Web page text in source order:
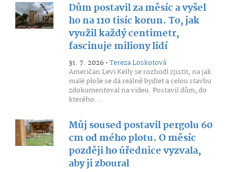
Dům postavil za měsíc a vyšel
ho na 110 tisíc korun. To, jak
využil každý centimetr,
fascinuje miliony lidí
31. 7. 2026 •Tereza Loskotová
Američan Levi Kelly se rozhodl zjistit, na jak
malé ploše se dá reálně bydlet a celou stavbu
zdokumentoval na videu. Postavil dům, do
kterého...
Můj soused postavil pergolu 60
cm od mého plotu. O měsíc
později ho úřednice vyzvala,
aby ji zboural